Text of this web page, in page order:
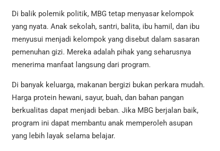
Di balik polemik politik, MBG tetap menyasar kelompok
yang nyata. Anak sekolah, santri, balita, ibu hamil, dan ibu
menyusui menjadi kelompok yang disebut dalam sasaran
pemenuhan gizi. Mereka adalah pihak yang seharusnya
menerima manfaat langsung dari program.
Di banyak keluarga, makanan bergizi bukan perkara mudah.
Harga protein hewani, sayur, buah, dan bahan pangan
berkualitas dapat menjadi beban. Jika MBG berjalan baik,
program ini dapat membantu anak memperoleh asupan
yang lebih layak selama belajar.